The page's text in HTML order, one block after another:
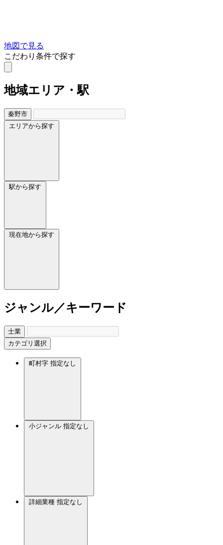
地図で見る
こだわり条件で探す
地域エリア・駅
秦野市
エリアから探す
駅から探す
現在地から探す
ジャンル／キーワード
士業
カテゴリ選択
町村字 指定なし
小ジャンル 指定なし
詳細業種 指定なし